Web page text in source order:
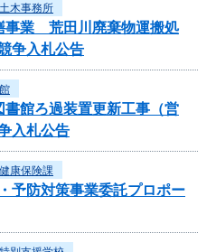
木事務所
業 荒田川廃棄物運搬処
争入札公告
書館ろ過装置更新工事（営
入札公告
康保険課
予防対策事業委託プロポー